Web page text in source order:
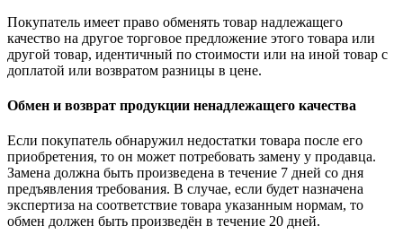
Покупатель имеет право обменять товар надлежащего
качество на другое торговое предложение этого товара или
другой товар, идентичный по стоимости или на иной товар с
доплатой или возвратом разницы в цене.
Обмен и возврат продукции ненадлежащего качества
Если покупатель обнаружил недостатки товара после его
приобретения, то он может потребовать замену у продавца.
Замена должна быть произведена в течение 7 дней со дня
предъявления требования. В случае, если будет назначена
экспертиза на соответствие товара указанным нормам, то
обмен должен быть произведён в течение 20 дней.